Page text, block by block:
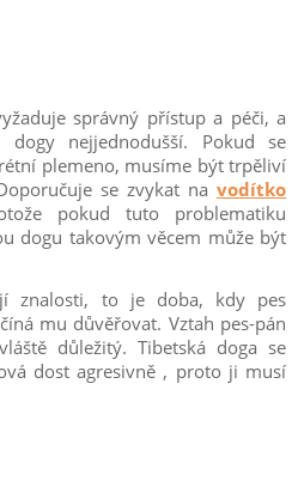
správný přístup a péči, a
nejjednodušší. Pokud se
plemeno, musíme být trpěliví
se zvykat na vodítko
pokud tuto problematiku
dogu takovým věcem může být
znalosti, to je doba, kdy pes
mu důvěřovat. Vztah pes-pán
důležitý. Tibetská doga se
dost agresivně , proto ji musí